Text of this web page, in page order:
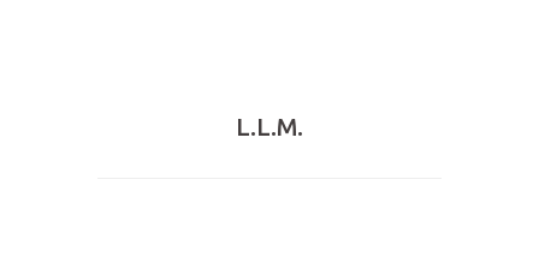
L.L.M.